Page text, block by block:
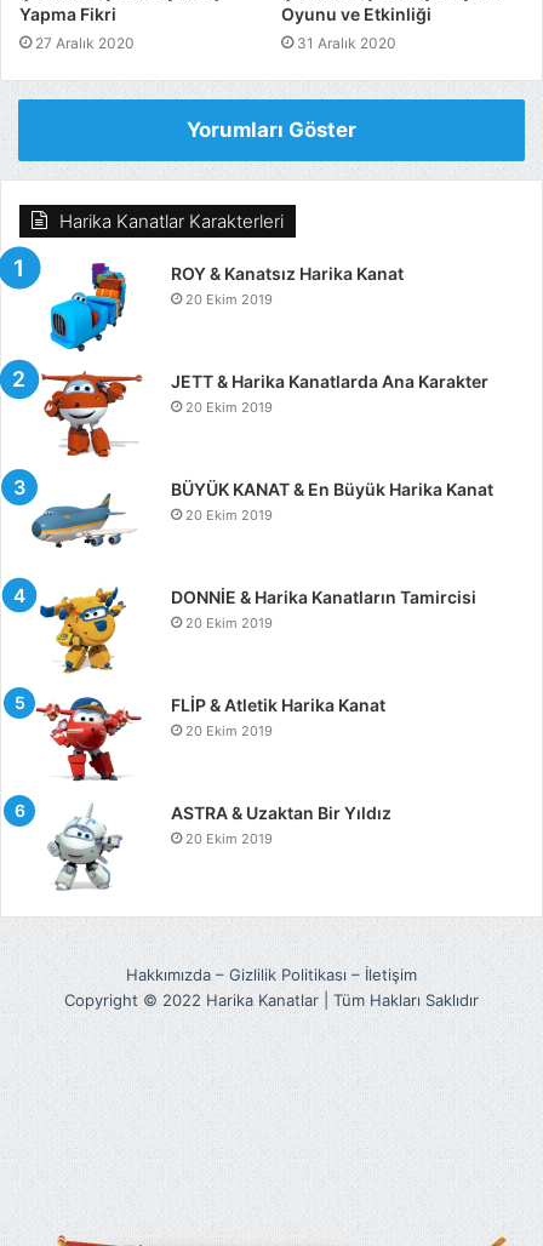
Yapma Fikri
27 Aralık 2020
Oyunu ve Etkinliği
31 Aralık 2020
Yorumları Göster
Harika Kanatlar Karakterleri
ROY & Kanatsız Harika Kanat
20 Ekim 2019
JETT & Harika Kanatlarda Ana Karakter
20 Ekim 2019
BÜYÜK KANAT & En Büyük Harika Kanat
20 Ekim 2019
DONNİE & Harika Kanatların Tamircisi
20 Ekim 2019
FLİP & Atletik Harika Kanat
20 Ekim 2019
ASTRA & Uzaktan Bir Yıldız
20 Ekim 2019
Hakkımızda– Gizlilik Politikası– İletişim
Copyright © 2022 Harika Kanatlar | Tüm Hakları Saklıdır